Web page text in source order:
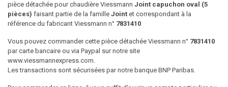
pièce détachée pour chaudière Viessmann Joint capuchon oval (5
pièces) faisant partie de la famille Joint et correspondant à la
référence du fabricant Viessmann n° 7831410
Vous pouvez commander cette pièce détachée Viessmann n° 7831410
par carte bancaire ou via Paypal sur notre site
www.viessmannexpress.com.
Les transactions sont sécurisées par notre banque BNP Paribas.